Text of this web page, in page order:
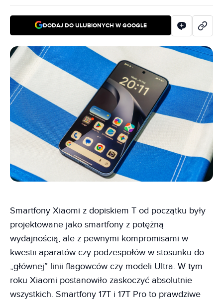
DODAJ DO ULUBIONYCH W GOOGLE
Smartfony Xiaomi z dopiskiem T od początku były
projektowane jako smartfony z potężną
wydajnością, ale z pewnymi kompromisami w
kwestii aparatów czy podzespołów w stosunku do
„głównej” linii flagowców czy modeli Ultra. W tym
roku Xiaomi postanowiło zaskoczyć absolutnie
wszystkich. Smartfony 17T i 17T Pro to prawdziwe